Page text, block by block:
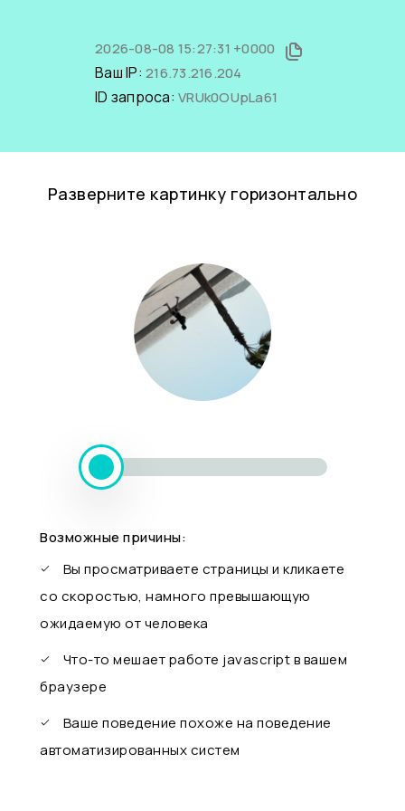
2026-08-08 15:27:31 +0000
Ваш IP: 216.73.216.204
ID запроса: VRUk0OUpLa61
Разверните картинку горизонтально
Возможные причины:
Вы просматриваете страницы и кликаете
со скоростью, намного превышающую
ожидаемую от человека
Что-то мешает работе javascript в вашем
браузере
Ваше поведение похоже на поведение
автоматизированных систем